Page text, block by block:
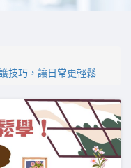
技巧，讓日常更輕鬆